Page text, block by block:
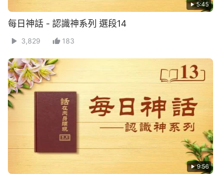
5:45
每日神話 - 認識神系列 選段14
3,829 183
9:56